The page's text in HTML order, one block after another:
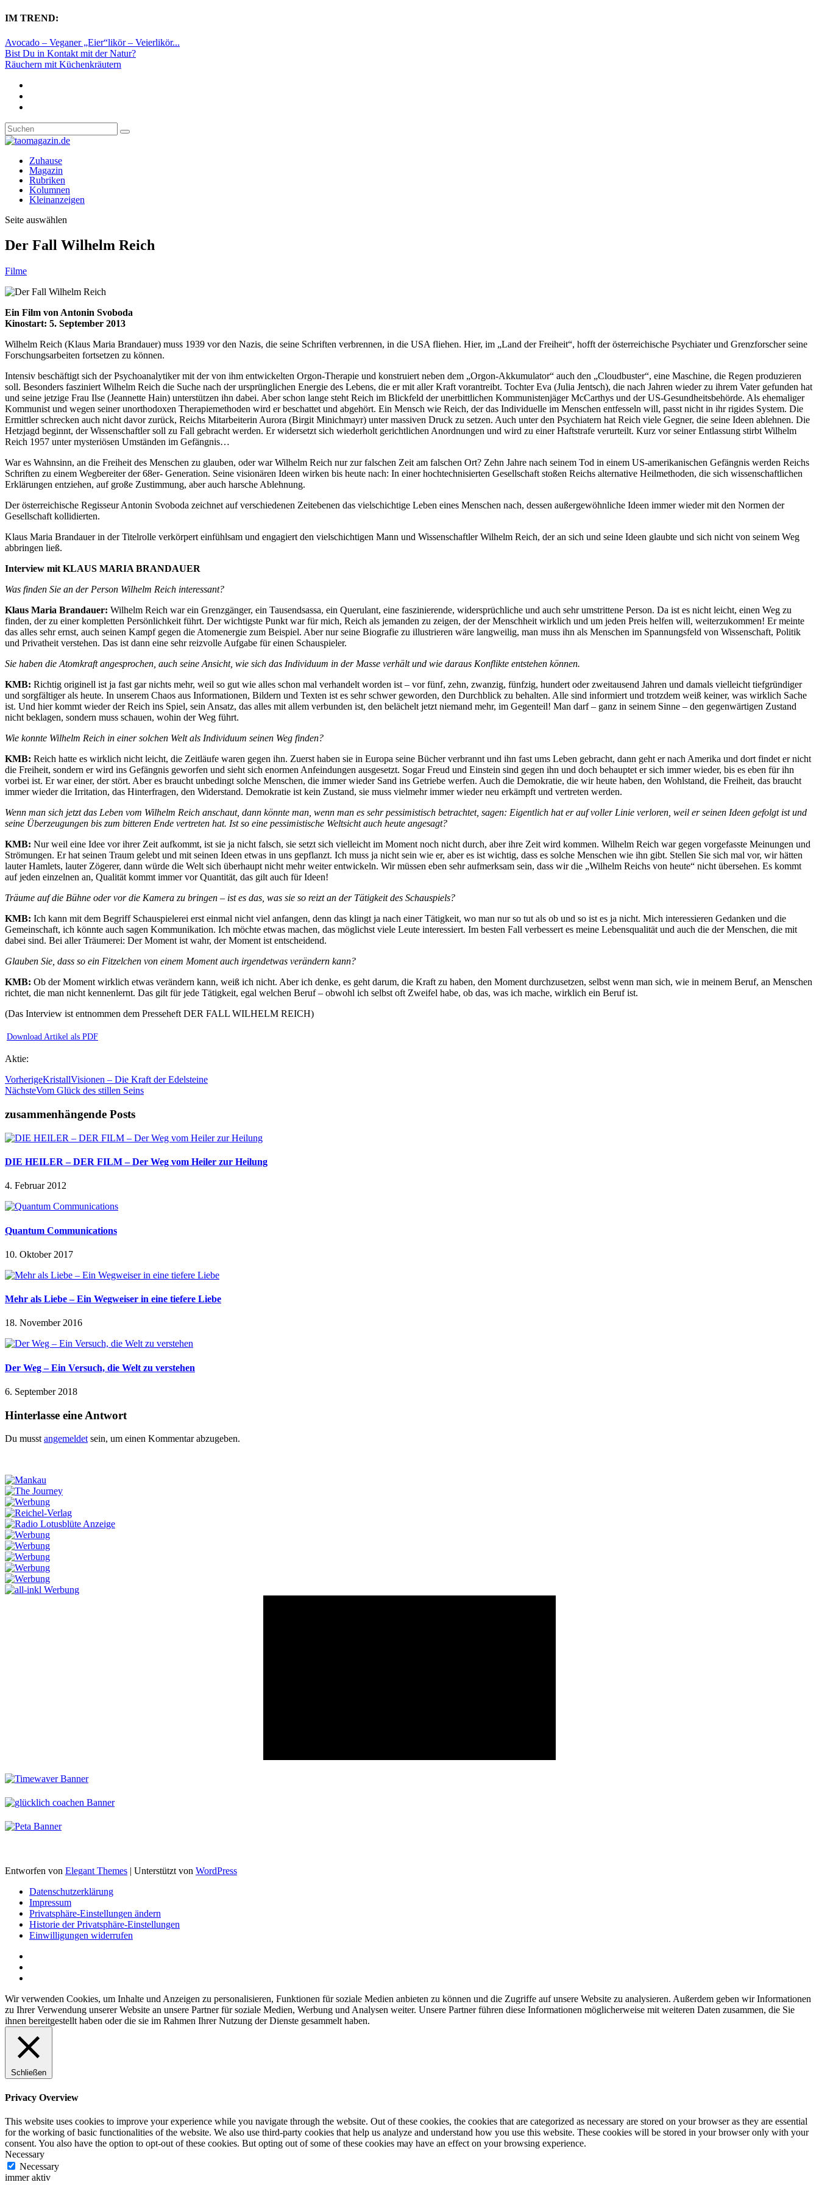
IM TREND:
Avocado – Veganer „Eier“likör – Veierlikör...
Bist Du in Kontakt mit der Natur?
Räuchern mit Küchenkräutern
Zuhause
Magazin
Rubriken
Kolumnen
Kleinanzeigen
Seite auswählen
Der Fall Wilhelm Reich
Filme
Ein Film von Antonin Svoboda
Kinostart: 5. September 2013
Wilhelm Reich (Klaus Maria Brandauer) muss 1939 vor den Nazis, die seine Schriften verbrennen, in die USA fliehen. Hier, im „Land der Freiheit“, hofft der österreichische Psychiater und Grenzforscher seine
Forschungsarbeiten fortsetzen zu können.
Intensiv beschäftigt sich der Psychoanalytiker mit der von ihm entwickelten Orgon-Therapie und konstruiert neben dem „Orgon-Akkumulator“ auch den „Cloudbuster“, eine Maschine, die Regen produzieren
soll. Besonders fasziniert Wilhelm Reich die Suche nach der ursprünglichen Energie des Lebens, die er mit aller Kraft vorantreibt. Tochter Eva (Julia Jentsch), die nach Jahren wieder zu ihrem Vater gefunden hat
und seine jetzige Frau Ilse (Jeannette Hain) unterstützen ihn dabei. Aber schon lange steht Reich im Blickfeld der unerbittlichen Kommunistenjäger McCarthys und der US-Gesundheitsbehörde. Als ehemaliger
Kommunist und wegen seiner unorthodoxen Therapiemethoden wird er beschattet und abgehört. Ein Mensch wie Reich, der das Individuelle im Menschen entfesseln will, passt nicht in ihr rigides System. Die
Ermittler schrecken auch nicht davor zurück, Reichs Mitarbeiterin Aurora (Birgit Minichmayr) unter massiven Druck zu setzen. Auch unter den Psychiatern hat Reich viele Gegner, die seine Ideen ablehnen. Die
Hetzjagd beginnt, der Wissenschaftler soll zu Fall gebracht werden. Er widersetzt sich wiederholt gerichtlichen Anordnungen und wird zu einer Haftstrafe verurteilt. Kurz vor seiner Entlassung stirbt Wilhelm
Reich 1957 unter mysteriösen Umständen im Gefängnis…
War es Wahnsinn, an die Freiheit des Menschen zu glauben, oder war Wilhelm Reich nur zur falschen Zeit am falschen Ort? Zehn Jahre nach seinem Tod in einem US-amerikanischen Gefängnis werden Reichs
Schriften zu einem Wegbereiter der 68er- Generation. Seine visionären Ideen wirken bis heute nach: In einer hochtechnisierten Gesellschaft stoßen Reichs alternative Heilmethoden, die sich wissenschaftlichen
Erklärungen entziehen, auf große Zustimmung, aber auch harsche Ablehnung.
Der österreichische Regisseur Antonin Svoboda zeichnet auf verschiedenen Zeitebenen das vielschichtige Leben eines Menschen nach, dessen außergewöhnliche Ideen immer wieder mit den Normen der
Gesellschaft kollidierten.
Klaus Maria Brandauer in der Titelrolle verkörpert einfühlsam und engagiert den vielschichtigen Mann und Wissenschaftler Wilhelm Reich, der an sich und seine Ideen glaubte und sich nicht von seinem Weg
abbringen ließ.
Interview mit KLAUS MARIA BRANDAUER
Was finden Sie an der Person Wilhelm Reich interessant?
Klaus Maria Brandauer: Wilhelm Reich war ein Grenzgänger, ein Tausendsassa, ein Querulant, eine faszinierende, widersprüchliche und auch sehr umstrittene Person. Da ist es nicht leicht, einen Weg zu
finden, der zu einer kompletten Persönlichkeit führt. Der wichtigste Punkt war für mich, Reich als jemanden zu zeigen, der der Menschheit wirklich und um jeden Preis helfen will, weiterzukommen! Er meinte
das alles sehr ernst, auch seinen Kampf gegen die Atomenergie zum Beispiel. Aber nur seine Biografie zu illustrieren wäre langweilig, man muss ihn als Menschen im Spannungsfeld von Wissenschaft, Politik
und Privatheit verstehen. Das ist dann eine sehr reizvolle Aufgabe für einen Schauspieler.
Sie haben die Atomkraft angesprochen, auch seine Ansicht, wie sich das Individuum in der Masse verhält und wie daraus Konflikte entstehen können.
KMB: Richtig originell ist ja fast gar nichts mehr, weil so gut wie alles schon mal verhandelt worden ist – vor fünf, zehn, zwanzig, fünfzig, hundert oder zweitausend Jahren und damals vielleicht tiefgründiger
und sorgfältiger als heute. In unserem Chaos aus Informationen, Bildern und Texten ist es sehr schwer geworden, den Durchblick zu behalten. Alle sind informiert und trotzdem weiß keiner, was wirklich Sache
ist. Und hier kommt wieder der Reich ins Spiel, sein Ansatz, das alles mit allem verbunden ist, den belächelt jetzt niemand mehr, im Gegenteil! Man darf – ganz in seinem Sinne – den gegenwärtigen Zustand
nicht beklagen, sondern muss schauen, wohin der Weg führt.
Wie konnte Wilhelm Reich in einer solchen Welt als Individuum seinen Weg finden?
KMB: Reich hatte es wirklich nicht leicht, die Zeitläufe waren gegen ihn. Zuerst haben sie in Europa seine Bücher verbrannt und ihn fast ums Leben gebracht, dann geht er nach Amerika und dort findet er nicht
die Freiheit, sondern er wird ins Gefängnis geworfen und sieht sich enormen Anfeindungen ausgesetzt. Sogar Freud und Einstein sind gegen ihn und doch behauptet er sich immer wieder, bis es eben für ihn
vorbei ist. Er war einer, der stört. Aber es braucht unbedingt solche Menschen, die immer wieder Sand ins Getriebe werfen. Auch die Demokratie, die wir heute haben, den Wohlstand, die Freiheit, das braucht
immer wieder die Irritation, das Hinterfragen, den Widerstand. Demokratie ist kein Zustand, sie muss vielmehr immer wieder neu erkämpft und vertreten werden.
Wenn man sich jetzt das Leben vom Wilhelm Reich anschaut, dann könnte man, wenn man es sehr pessimistisch betrachtet, sagen: Eigentlich hat er auf voller Linie verloren, weil er seinen Ideen gefolgt ist und
seine Überzeugungen bis zum bitteren Ende vertreten hat. Ist so eine pessimistische Weltsicht auch heute angesagt?
KMB: Nur weil eine Idee vor ihrer Zeit aufkommt, ist sie ja nicht falsch, sie setzt sich vielleicht im Moment noch nicht durch, aber ihre Zeit wird kommen. Wilhelm Reich war gegen vorgefasste Meinungen und
Strömungen. Er hat seinen Traum gelebt und mit seinen Ideen etwas in uns gepflanzt. Ich muss ja nicht sein wie er, aber es ist wichtig, dass es solche Menschen wie ihn gibt. Stellen Sie sich mal vor, wir hätten
lauter Hamlets, lauter Zögerer, dann würde die Welt sich überhaupt nicht mehr weiter entwickeln. Wir müssen eben sehr aufmerksam sein, dass wir die „Wilhelm Reichs von heute“ nicht übersehen. Es kommt
auf jeden einzelnen an, Qualität kommt immer vor Quantität, das gilt auch für Ideen!
Träume auf die Bühne oder vor die Kamera zu bringen – ist es das, was sie so reizt an der Tätigkeit des Schauspiels?
KMB: Ich kann mit dem Begriff Schauspielerei erst einmal nicht viel anfangen, denn das klingt ja nach einer Tätigkeit, wo man nur so tut als ob und so ist es ja nicht. Mich interessieren Gedanken und die
Gemeinschaft, ich könnte auch sagen Kommunikation. Ich möchte etwas machen, das möglichst viele Leute interessiert. Im besten Fall verbessert es meine Lebensqualität und auch die der Menschen, die mit
dabei sind. Bei aller Träumerei: Der Moment ist wahr, der Moment ist entscheidend.
Glauben Sie, dass so ein Fitzelchen von einem Moment auch irgendetwas verändern kann?
KMB: Ob der Moment wirklich etwas verändern kann, weiß ich nicht. Aber ich denke, es geht darum, die Kraft zu haben, den Moment durchzusetzen, selbst wenn man sich, wie in meinem Beruf, an Menschen
richtet, die man nicht kennenlernt. Das gilt für jede Tätigkeit, egal welchen Beruf – obwohl ich selbst oft Zweifel habe, ob das, was ich mache, wirklich ein Beruf ist.
(Das Interview ist entnommen dem Presseheft DER FALL WILHELM REICH)
Download Artikel als PDF
Aktie:
VorherigeKristallVisionen – Die Kraft der Edelsteine
NächsteVom Glück des stillen Seins
zusammenhängende Posts
DIE HEILER – DER FILM – Der Weg vom Heiler zur Heilung
4. Februar 2012
Quantum Communications
10. Oktober 2017
Mehr als Liebe – Ein Wegweiser in eine tiefere Liebe
18. November 2016
Der Weg – Ein Versuch, die Welt zu verstehen
6. September 2018
Hinterlasse eine Antwort
Du musst angemeldet sein, um einen Kommentar abzugeben.
Entworfen von Elegant Themes | Unterstützt von WordPress
Datenschutzerklärung
Impressum
Privatsphäre-Einstellungen ändern
Historie der Privatsphäre-Einstellungen
Einwilligungen widerrufen
Wir verwenden Cookies, um Inhalte und Anzeigen zu personalisieren, Funktionen für soziale Medien anbieten zu können und die Zugriffe auf unsere Website zu analysieren. Außerdem geben wir Informationen
zu Ihrer Verwendung unserer Website an unsere Partner für soziale Medien, Werbung und Analysen weiter. Unsere Partner führen diese Informationen möglicherweise mit weiteren Daten zusammen, die Sie
ihnen bereitgestellt haben oder die sie im Rahmen Ihrer Nutzung der Dienste gesammelt haben.
Schließen
Privacy Overview
This website uses cookies to improve your experience while you navigate through the website. Out of these cookies, the cookies that are categorized as necessary are stored on your browser as they are essential
for the working of basic functionalities of the website. We also use third-party cookies that help us analyze and understand how you use this website. These cookies will be stored in your browser only with your
consent. You also have the option to opt-out of these cookies. But opting out of some of these cookies may have an effect on your browsing experience.
Necessary
Necessary
immer aktiv